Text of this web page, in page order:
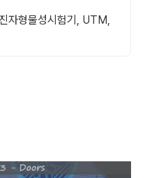
자형물성시험기, UTM,